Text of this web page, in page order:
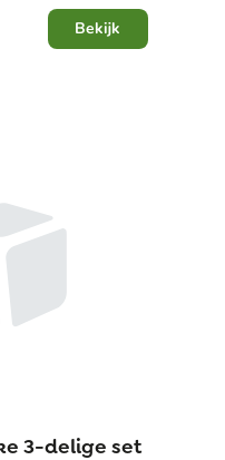
Bekijk
3-delige set